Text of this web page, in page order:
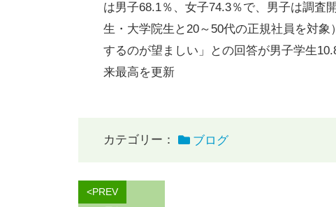
は男子68.1％、女子74.3％で、男子は調査
生・大学院生と20～50代の正規社員を対
するのが望ましい」との回答が男子学生
来最高を更新
カテゴリー： ブログ
<PREV